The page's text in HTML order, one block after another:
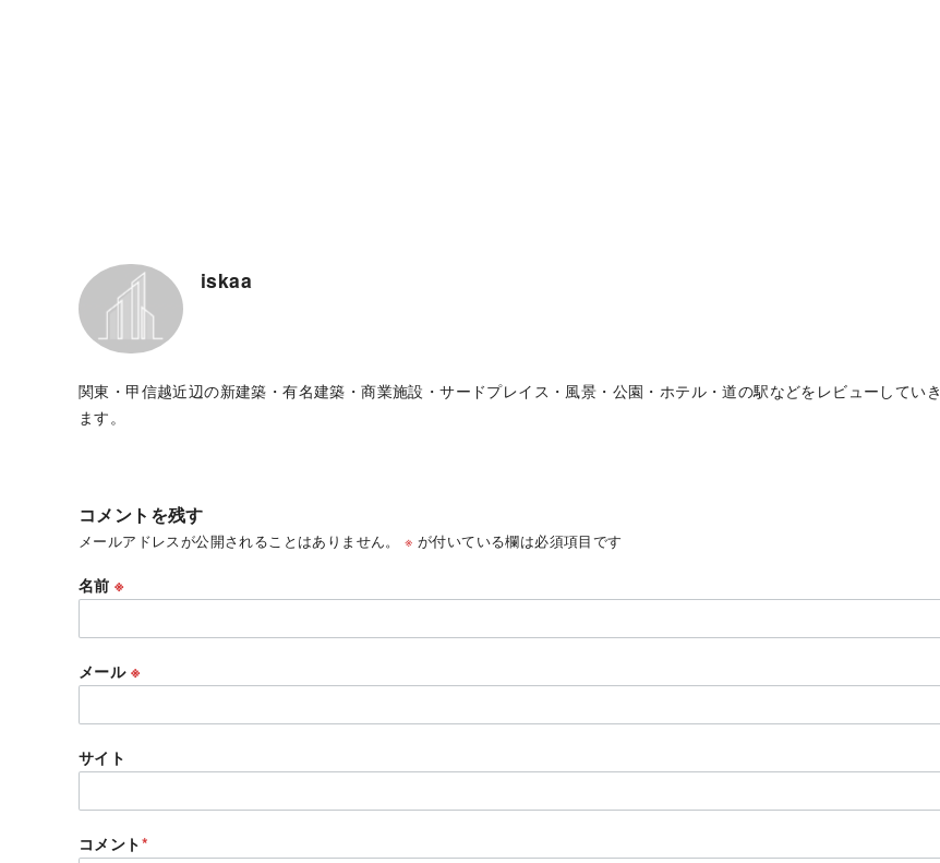
iskaa
関東・甲信越近辺の新建築・有名建築・商業施設・サードプレイス・風景・公園・ホテル・道の駅などをレビューしていき
ます。
コメントを残す
メールアドレスが公開されることはありません。 ※ が付いている欄は必須項目です
名前※
メール ※
サイト
コメント*